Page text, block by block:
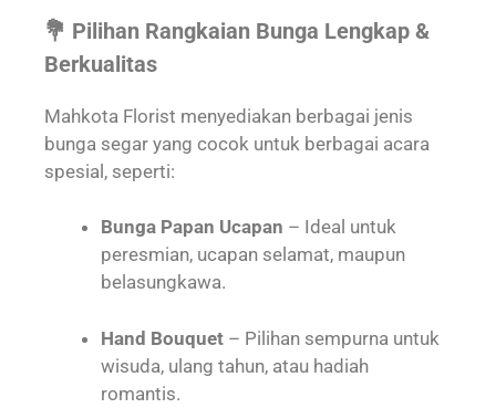
💐 Pilihan Rangkaian Bunga Lengkap &
Berkualitas
Mahkota Florist menyediakan berbagai jenis
bunga segar yang cocok untuk berbagai acara
spesial, seperti:
Bunga Papan Ucapan – Ideal untuk
peresmian, ucapan selamat, maupun
belasungkawa.
Hand Bouquet – Pilihan sempurna untuk
wisuda, ulang tahun, atau hadiah
romantis.